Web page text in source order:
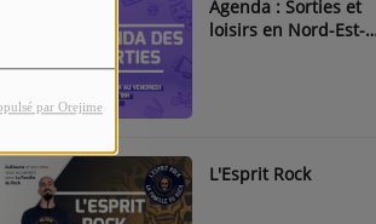
par Orejime
Agenda : Sorties et
loisirs en Nord-Est-
L'Esprit Rock